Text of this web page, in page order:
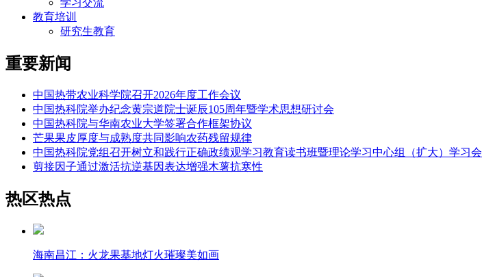
学习交流
教育培训
研究生教育
重要新闻
中国热带农业科学院召开2026年度工作会议
中国热科院举办纪念黄宗道院士诞辰105周年暨学术思想研讨会
中国热科院与华南农业大学签署合作框架协议
芒果果皮厚度与成熟度共同影响农药残留规律
中国热科院党组召开树立和践行正确政绩观学习教育读书班暨理论学习中心组（扩大）学习会
剪接因子通过激活抗逆基因表达增强木薯抗寒性
热区热点
海南昌江：火龙果基地灯火璀璨美如画